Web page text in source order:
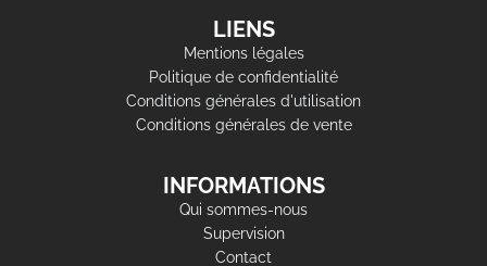
LIENS
Mentions légales
Politique de confidentialité
Conditions générales d'utilisation
Conditions générales de vente
INFORMATIONS
Qui sommes-nous
Supervision
Contact